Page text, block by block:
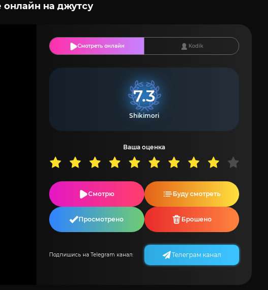
на джутсу
Смотреть онлайн Kodik
7.3
Shikimori
Ваша оценка
Смотрю Буду смотреть
Просмотрено Брошено
Подпишись на Telegram канал: Телеграм канал